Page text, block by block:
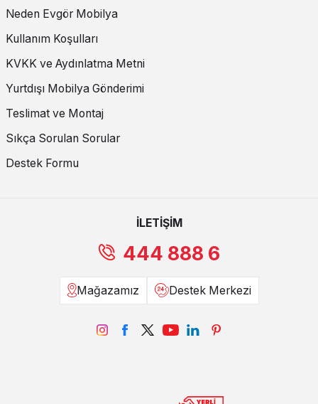
Neden Evgör Mobilya
Kullanım Koşulları
KVKK ve Aydınlatma Metni
Yurtdışı Mobilya Gönderimi
Teslimat ve Montaj
Sıkça Sorulan Sorular
Destek Formu
İLETİŞİM
444 888 6
Mağazamız Destek Merkezi